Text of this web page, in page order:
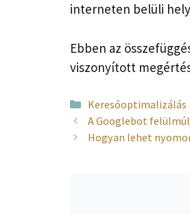
interneten belüli
Ebben az
viszonyított
Kategória
Keresőoptimalizálás
A Googlebot
Hogyan lehet